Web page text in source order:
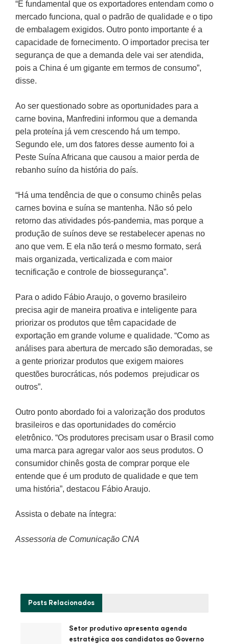
“É fundamental que os exportadores entendam como o
mercado funciona, qual o padrão de qualidade e o tipo
de embalagem exigidos. Outro ponto importante é a
capacidade de fornecimento. O importador precisa ter
segurança de que a demanda dele vai ser atendida,
pois a China é um gigante em termos de consumo”,
disse.
Ao ser questionado sobre as oportunidades para a
carne bovina, Manfredini informou que a demanda
pela proteína já vem crescendo há um tempo.
Segundo ele, um dos fatores desse aumento foi a
Peste Suína Africana que causou a maior perda de
rebanho suíno da história do país.
“Há uma tendência de que o consumo chinês pelas
carnes bovina e suína se mantenha. Não só pelo
retorno das atividades pós-pandemia, mas porque a
produção de suínos deve se restabelecer apenas no
ano que vem. E ela não terá o mesmo formato, será
mais organizada, verticalizada e com maior
tecnificação e controle de biossegurança”.
Para o adido Fábio Araujo, o governo brasileiro
precisa agir de maneira proativa e inteligente para
priorizar os produtos que têm capacidade de
exportação em grande volume e qualidade. “Como as
análises para abertura de mercado são demoradas, se
a gente priorizar produtos que exigem maiores
questões burocráticas, nós podemos prejudicar os
outros”.
Outro ponto abordado foi a valorização dos produtos
brasileiros e das oportunidades do comércio
eletrônico. “Os produtores precisam usar o Brasil como
uma marca para agregar valor aos seus produtos. O
consumidor chinês gosta de comprar porque ele
entende que é um produto de qualidade e que tem
uma história”, destacou Fábio Araujo.
Assista o debate na íntegra:
Assessoria de Comunicação CNA
Posts Relacionados
Setor produtivo apresenta agenda
estratégica aos candidatos ao Governo